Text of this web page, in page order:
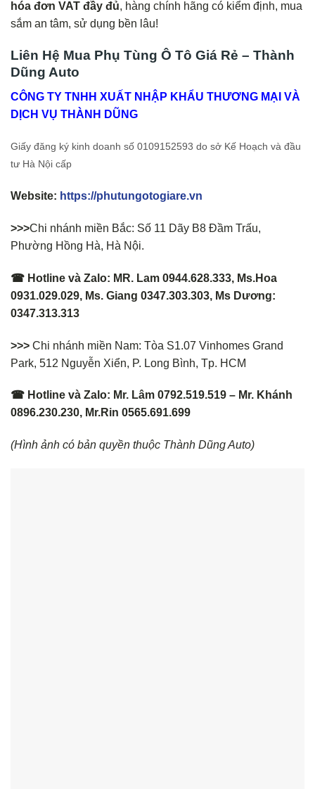
hóa đơn VAT đầy đủ, hàng chính hãng có kiểm định, mua
sắm an tâm, sử dụng bền lâu!
Liên Hệ Mua Phụ Tùng Ô Tô Giá Rẻ – Thành
Dũng Auto
CÔNG TY TNHH XUẤT NHẬP KHẨU THƯƠNG MẠI VÀ
DỊCH VỤ THÀNH DŨNG
Giấy đăng ký kinh doanh số 0109152593 do sở Kế Hoạch và đầu
tư Hà Nội cấp
Website: https://phutungotogiare.vn
>>>Chi nhánh miền Bắc: Số 11 Dãy B8 Đầm Trấu,
Phường Hồng Hà, Hà Nội.
☎ Hotline và Zalo: MR. Lam 0944.628.333, Ms.Hoa
0931.029.029, Ms. Giang 0347.303.303, Ms Dương:
0347.313.313
>>> Chi nhánh miền Nam: Tòa S1.07 Vinhomes Grand
Park, 512 Nguyễn Xiển, P. Long Bình, Tp. HCM
☎ Hotline và Zalo: Mr. Lâm 0792.519.519 – Mr. Khánh
0896.230.230, Mr.Rin 0565.691.699
(Hình ảnh có bản quyền thuộc Thành Dũng Auto)